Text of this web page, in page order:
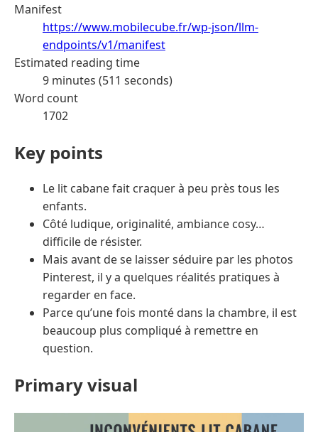
Manifest
https://www.mobilecube.fr/wp-json/llm-
endpoints/v1/manifest
Estimated reading time
9 minutes (511 seconds)
Word count
1702
Key points
Le lit cabane fait craquer à peu près tous les
enfants.
Côté ludique, originalité, ambiance cosy…
difficile de résister.
Mais avant de se laisser séduire par les photos
Pinterest, il y a quelques réalités pratiques à
regarder en face.
Parce qu’une fois monté dans la chambre, il est
beaucoup plus compliqué à remettre en
question.
Primary visual